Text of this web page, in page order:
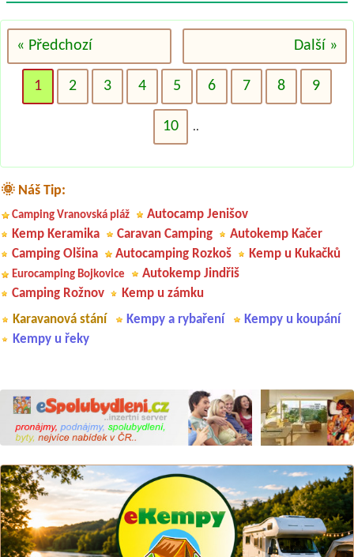
« Předchozí Další »
1 2 3 4 5 6 7 8 9
10 ..
🌞 Náš Tip:
Camping Vranovská pláž
Autocamp Jenišov
Kemp Keramika
Caravan Camping
Autokemp Kačer
Camping Olšina
Autocamping Rozkoš Kemp u Kukačků
Eurocamping Bojkovice
Autokemp Jindřiš
Camping Rožnov
Kemp u zámku
Karavanová stání
Kempy a rybaření
Kempy u koupání
Kempy u řeky